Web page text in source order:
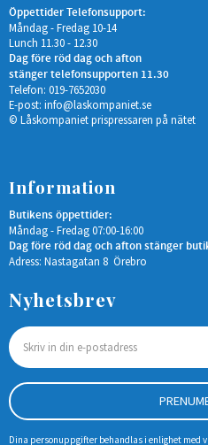
Öppettider Telefonsupport:
Måndag - Fredag 10-14
Lunch 11.30 - 12.30
Dag före röd dag och afton
stänger telefonsupporten 11.30
Telefon: 019-7652030
E-post: info@laskompaniet.se
© Låskompaniet prispressaren på nätet
Information
Butikens öppettider:
Måndag - Fredag 07:00-16:00
Dag före röd dag och afton stänger
Adress: Nastagatan 8 Örebro
Nyhetsbrev
Dina personuppgifter behandlas i enlighet med